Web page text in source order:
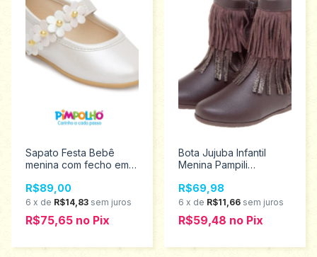
Sapato Festa Bebê
menina com fecho em
Tamanhos 16 ao 21
0120629
R$89,00
6 x de R$14,83 sem juros
R$75,65 no Pix
Bota Jujuba Infantil
Menina Pampili
R$69,98
6 x de R$11,66 sem juros
R$59,48 no Pix